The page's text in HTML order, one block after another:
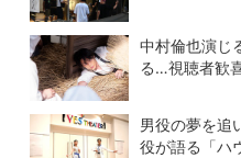
中村倫也演じ
る…視聴者歓
男役の夢を追
役が語る「ハ